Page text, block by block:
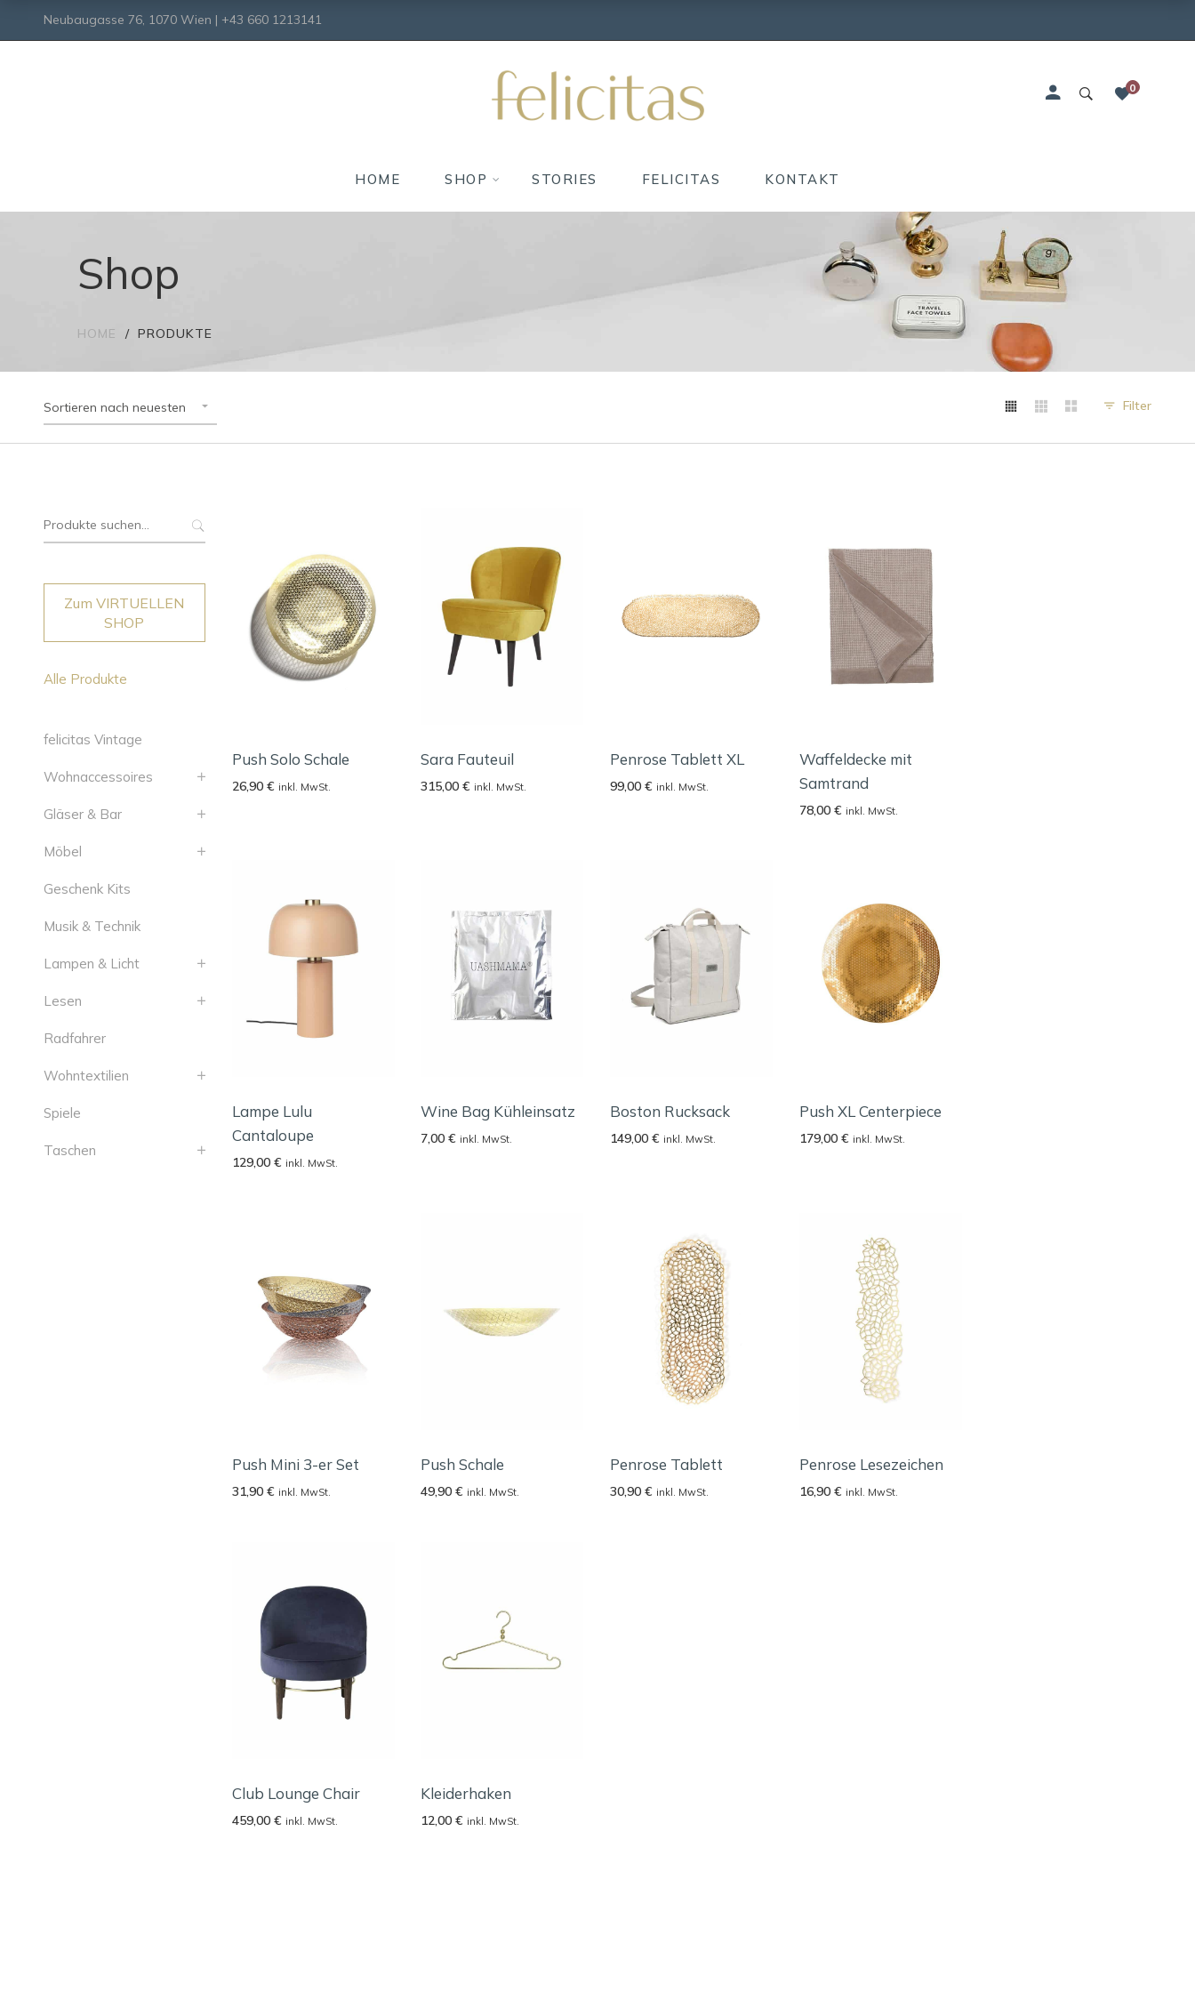
Neubaugasse 76, 1070 Wien | +43 660 1213141
0
HOME SHOP STORIES FELICITAS KONTAKT
Shop
HOME PRODUKTE
Sortieren nach neuesten Filter
Push Solo Schale
26,90€ inkl. MwSt.
Sara Fauteuil
315,00€ inkl. MwSt.
Penrose Tablett XL
99,00€ inkl. MwSt.
Waffeldecke mit
Samtrand
78,00€ inkl. MwSt.
Lampe Lulu
Cantaloupe
129,00€ inkl. MwSt.
Wine Bag Kühleinsatz
7,00€ inkl. MwSt.
Boston Rucksack
149,00€ inkl. MwSt.
Push XL Centerpiece
179,00€ inkl. MwSt.
Push Mini 3-er Set
31,90€ inkl. MwSt.
Push Schale
49,90€ inkl. MwSt.
Penrose Tablett
30,90€ inkl. MwSt.
Penrose Lesezeichen
16,90€ inkl. MwSt.
Club Lounge Chair
459,00€ inkl. MwSt.
Kleiderhaken
12,00€ inkl. MwSt.
Suche
Zum VIRTUELLEN
SHOP
Alle Produkte
felicitas Vintage
Wohnaccessoires
Gläser & Bar
Möbel
Geschenk Kits
Musik & Technik
Lampen & Licht
Lesen
Radfahrer
Wohntextilien
Spiele
Taschen